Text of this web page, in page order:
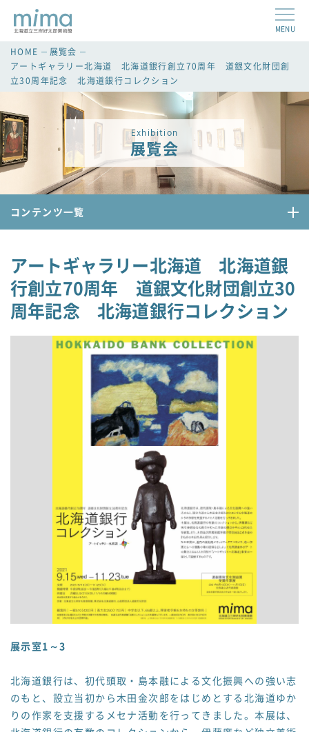
MENU
HOME
展覧会
アートギャラリー北海道 北海道銀行創立70周年 道銀文化財団創
立30周年記念 北海道銀行コレクション
Exhibition
展覧会
コンテンツ一覧
アートギャラリー北海道 北海道銀
行創立70周年 道銀文化財団創立30
周年記念 北海道銀行コレクション
展示室1～3
北海道銀行は、初代頭取・島本融による文化振興への強い志
のもと、設立当初から木田金次郎をはじめとする北海道ゆか
りの作家を支援するメセナ活動を行ってきました。本展は、